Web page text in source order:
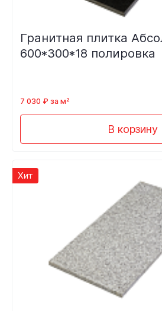
Гранитная плитка
600*300*18 полировка
7 030 ₽ за м²
В корзину
Хит